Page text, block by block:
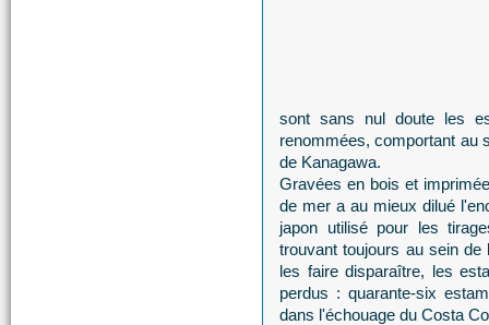
sont sans nul doute les
renommées, comportant au
de Kanagawa.
Gravées en bois et
de mer a au mieux dilué
japon utilisé pour les
trouvant toujours au sein
les faire disparaître, les
perdus : quarante-six
dans l'échouage du Costa